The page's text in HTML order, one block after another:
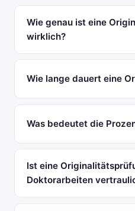
Wie genau ist eine
wirklich?
Wie lange dauert eine
Was bedeutet die
Ist eine
Doktorarbeiten